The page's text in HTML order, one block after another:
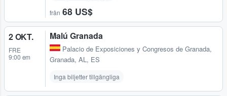
från 68 US$
2 OKT.
FRE
9:00 em
Malú Granada
Palacio de Exposiciones y Congresos de Granada,
Granada, AL, ES
Inga biljetter tillgängliga